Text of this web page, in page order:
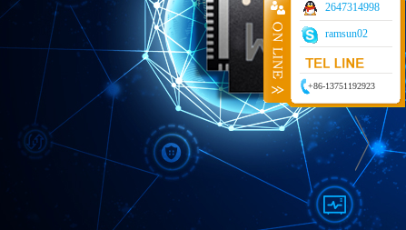
2647314998
ramsun02
+86-13751192923